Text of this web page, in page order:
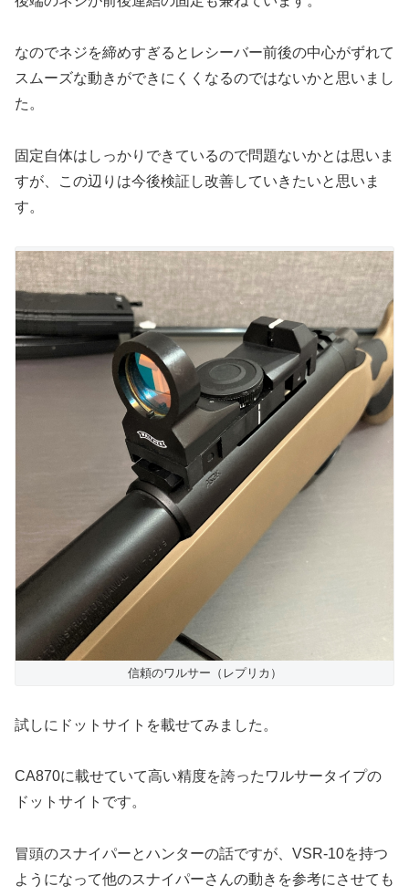
なのでネジを締めすぎるとレシーバー前後の中心がずれて
スムーズな動きができにくくなるのではないかと思いまし
た。
固定自体はしっかりできているので問題ないかとは思いま
すが、この辺りは今後検証し改善していきたいと思いま
す。
信頼のワルサー（レプリカ）
試しにドットサイトを載せてみました。
CA870に載せていて高い精度を誇ったワルサータイプの
ドットサイトです。
冒頭のスナイパーとハンターの話ですが、VSR-10を持つ
ようになって他のスナイパーさんの動きを参考にさせても